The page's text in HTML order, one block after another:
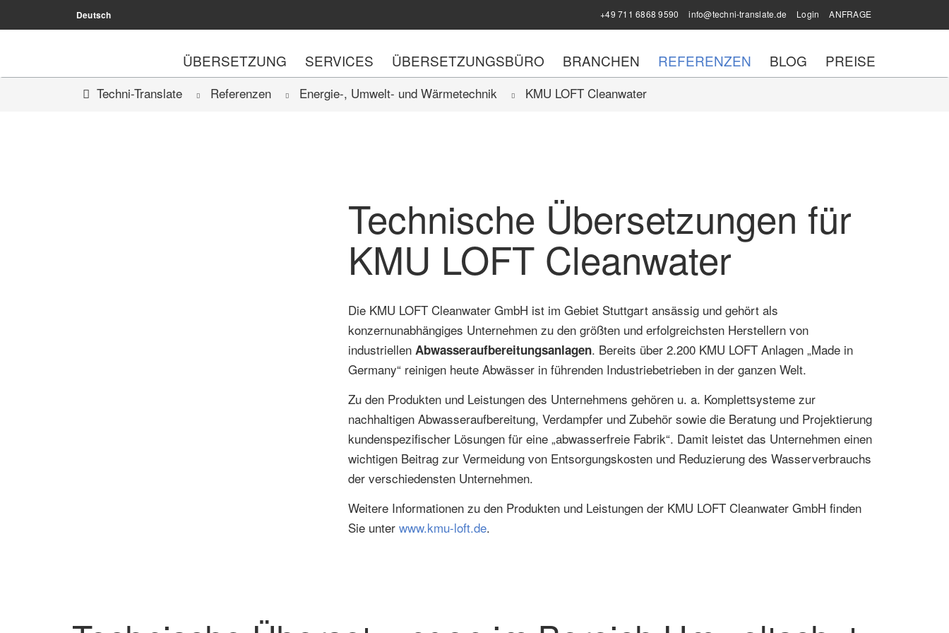
Deutsch +49 711 6868 9590 info@techni-translate.de Login ANFRAGE
ÜBERSETZUNG SERVICES ÜBERSETZUNGSBÜRO BRANCHEN REFERENZEN BLOG PREISE
Techni-Translate Referenzen Energie-, Umwelt- und Wärmetechnik KMU LOFT Cleanwater
Technische Übersetzungen für
KMU LOFT Cleanwater
Die KMU LOFT Cleanwater GmbH ist im Gebiet Stuttgart ansässig und gehört als
konzernunabhängiges Unternehmen zu den größten und erfolgreichsten Herstellern von
industriellen Abwasseraufbereitungsanlagen. Bereits über 2.200 KMU LOFT Anlagen „Made in
Germany“ reinigen heute Abwässer in führenden Industriebetrieben in der ganzen Welt.
Zu den Produkten und Leistungen des Unternehmens gehören u. a. Komplettsysteme zur
nachhaltigen Abwasseraufbereitung, Verdampfer und Zubehör sowie die Beratung und Projektierung
kundenspezifischer Lösungen für eine „abwasserfreie Fabrik“. Damit leistet das Unternehmen einen
wichtigen Beitrag zur Vermeidung von Entsorgungskosten und Reduzierung des Wasserverbrauchs
der verschiedensten Unternehmen.
Weitere Informationen zu den Produkten und Leistungen der KMU LOFT Cleanwater GmbH finden
Sie unter www.kmu-loft.de.